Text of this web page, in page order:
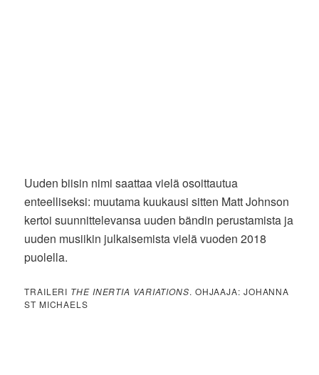
Uuden biisin nimi saattaa vielä osoittautua
enteelliseksi: muutama kuukausi sitten Matt Johnson
kertoi suunnittelevansa uuden bändin perustamista ja
uuden musiikin julkaisemista vielä vuoden 2018
puolella.
TRAILERI THE INERTIA VARIATIONS. OHJAAJA: JOHANNA
ST MICHAELS